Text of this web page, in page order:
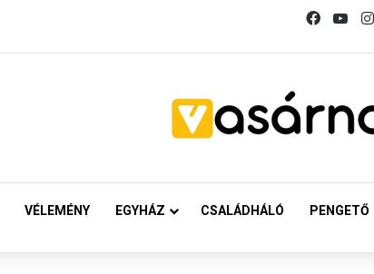
Facebook
VÉLEMÉNY EGYHÁZ CSALÁDHÁLÓ PENGETŐ